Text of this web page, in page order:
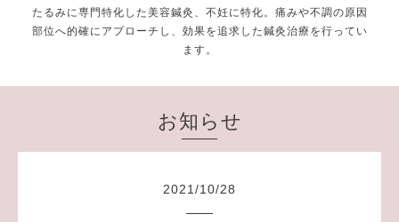
たるみに専門特化した美容鍼灸、不妊に特化。痛みや不調の原因
部位へ的確にアプローチし、効果を追求した鍼灸治療を行ってい
ます。
お知らせ
2021 /10/28